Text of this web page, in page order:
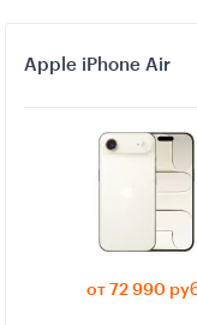
для
всё заметнее
и контроль
Apple iPhone Air
от 72 990